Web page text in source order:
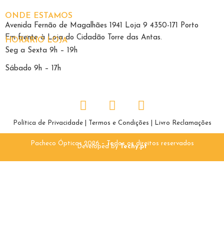
ONDE ESTAMOS
Avenida Fernão de Magalhães 1941 Loja 9 4350-171 Porto
Em frente à Loja do Cidadão Torre das Antas.
HORÁRIO LOJA
Seg a Sexta 9h – 19h
Sábado 9h – 17h
Política de Privacidade Termos e Condições Livro Reclamações
Pacheco Ópticas 2026 – Todos os direitos reservados
Developed byTechy.pt